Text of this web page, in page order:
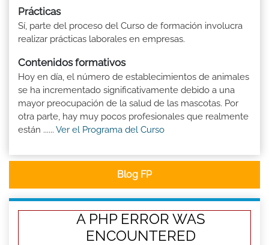
Prácticas
Sí, parte del proceso del Curso de formación involucra
realizar prácticas laborales en empresas.
Contenidos formativos
Hoy en día, el número de establecimientos de animales
se ha incrementado significativamente debido a una
mayor preocupación de la salud de las mascotas. Por
otra parte, hay muy pocos profesionales que realmente
están ...... Ver el Programa del Curso
Blog FP
A PHP ERROR WAS
ENCOUNTERED